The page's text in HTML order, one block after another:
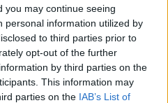
you may continue seeing
personal information utilized by
to third parties prior to
opt-out of the further
by third parties on the
This information may
parties on the IAB’s List of
részesülnek azok az
márciusában elrendelt
kaptak az EJI-től rendkívüli
akik magukon kívül más